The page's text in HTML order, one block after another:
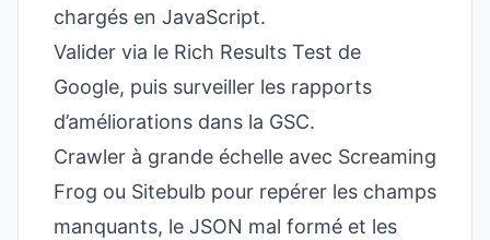
chargés en JavaScript.
Valider via le Rich Results Test de
Google, puis surveiller les rapports
d’améliorations dans la GSC.
Crawler à grande échelle avec Screaming
Frog ou Sitebulb pour repérer les champs
manquants, le JSON mal formé et les